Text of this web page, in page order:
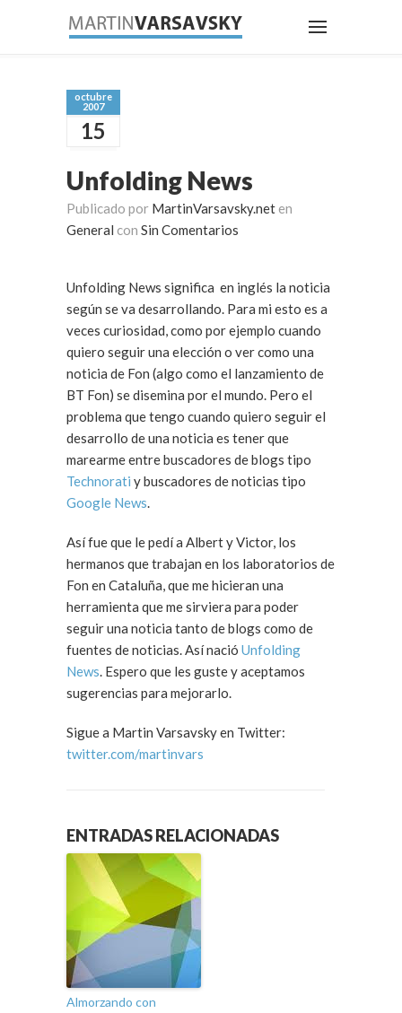
octubre
2007
15
Unfolding News
Publicado por MartinVarsavsky.net en
General con Sin Comentarios
Unfolding News significa en inglés la noticia
según se va desarrollando. Para mi esto es a
veces curiosidad, como por ejemplo cuando
quiero seguir una elección o ver como una
noticia de Fon (algo como el lanzamiento de
BT Fon) se disemina por el mundo. Pero el
problema que tengo cuando quiero seguir el
desarrollo de una noticia es tener que
marearme entre buscadores de blogs tipo
Technorati y buscadores de noticias tipo
Google News.
Así fue que le pedí a Albert y Victor, los
hermanos que trabajan en los laboratorios de
Fon en Cataluña, que me hicieran una
herramienta que me sirviera para poder
seguir una noticia tanto de blogs como de
fuentes de noticias. Así nació Unfolding
News. Espero que les guste y aceptamos
sugerencias para mejorarlo.
Sigue a Martin Varsavsky en Twitter:
twitter.com/martinvars
ENTRADAS RELACIONADAS
Almorzando con